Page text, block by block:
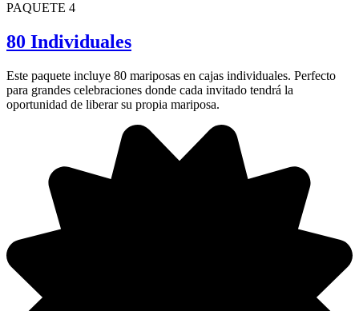
PAQUETE 4
80 Individuales
Este paquete incluye 80 mariposas en cajas individuales. Perfecto
para grandes celebraciones donde cada invitado tendrá la
oportunidad de liberar su propia mariposa.